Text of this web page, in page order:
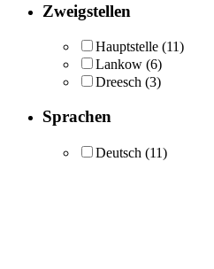
Zweigstellen
Hauptstelle (11)
Lankow (6)
Dreesch (3)
Sprachen
Deutsch (11)